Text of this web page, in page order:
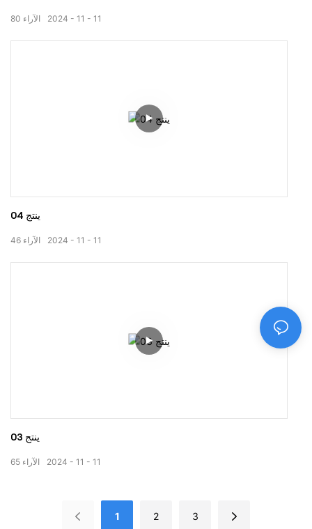
2024 11 11
80 الآراء
ينتج 04
2024 11 11
46 الآراء
ينتج 03
2024 11 11
65 الآراء
1 2 3